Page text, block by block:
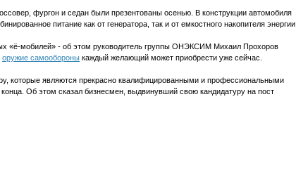
фургон и седан были презентованы осенью. В конструкции автомобиля
питание как от генератора, так и от емкостного накопителя энергии.
«ё-мобилей» - об этом руководитель группы ОНЭКСИМ Михаил Прохоров
оружие самообороны каждый желающий может приобрести уже сейчас.
которые являются прекрасно квалифицированными и профессиональными
Об этом сказал бизнесмен, выдвинувший свою кандидатуру на пост